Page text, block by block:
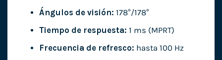
Ángulos de visión: 178°/178°
Tiempo de respuesta: 1 ms (MPRT)
Frecuencia de refresco: hasta 100 Hz